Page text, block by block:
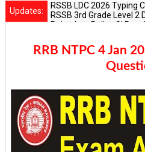
Updates:
RSSB LDC 2026 Typing
RSSB 3rd Grade Level 2
Rajasthan Police SI
RPSC Senior Teacher
RRB NTPC 4 Jan